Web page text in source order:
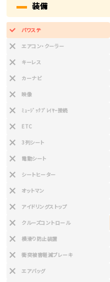
装備
パワステ
エアコン・クーラー
キーレス
カーナビ
映像
ﾐｭｰｼﾞｯｸﾌﾟﾚｲﾔｰ接続
ETC
3列シート
電動シート
シートヒーター
オットマン
アイドリングストップ
クルーズコントロール
横滑り防止装置
衝突被害軽減ブレーキ
エアバッグ